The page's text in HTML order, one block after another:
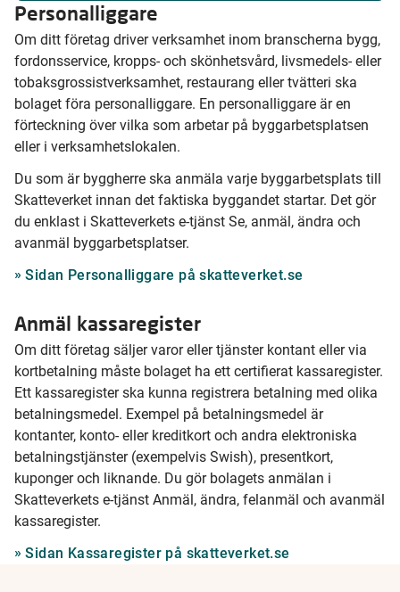
Personalliggare
Om ditt företag driver verksamhet inom branscherna bygg,
fordonsservice, kropps- och skönhetsvård, livsmedels- eller
tobaksgrossistverksamhet, restaurang eller tvätteri ska
bolaget föra personalliggare. En personalliggare är en
förteckning över vilka som arbetar på byggarbetsplatsen
eller i verksamhetslokalen.
Du som är byggherre ska anmäla varje byggarbetsplats till
Skatteverket innan det faktiska byggandet startar. Det gör
du enklast i Skatteverkets e-tjänst Se, anmäl, ändra och
avanmäl byggarbetsplatser.
Sidan Personalliggare på skatteverket.se
Anmäl kassaregister
Om ditt företag säljer varor eller tjänster kontant eller via
kortbetalning måste bolaget ha ett certifierat kassaregister.
Ett kassaregister ska kunna registrera betalning med olika
betalningsmedel. Exempel på betalningsmedel är
kontanter, konto- eller kreditkort och andra elektroniska
betalningstjänster (exempelvis Swish), presentkort,
kuponger och liknande. Du gör bolagets anmälan i
Skatteverkets e-tjänst Anmäl, ändra, felanmäl och avanmäl
kassaregister.
Sidan Kassaregister på skatteverket.se